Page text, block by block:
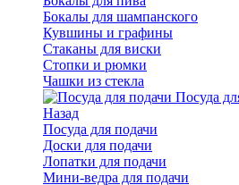
Бокалы для шампанского
Кувшины и графины
Стаканы для виски
Стопки и рюмки
Чашки из стекла
Посуда
Назад
Посуда для подачи
Доски для подачи
Лопатки для подачи
Мини-ведра для подачи